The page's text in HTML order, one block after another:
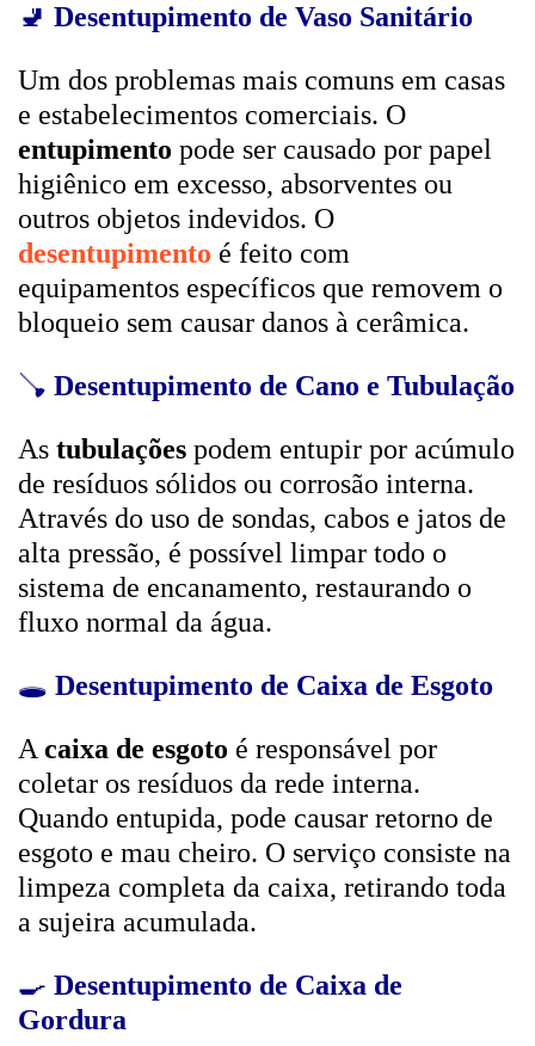
🚽 Desentupimento de Vaso Sanitário
Um dos problemas mais comuns em casas
e estabelecimentos comerciais. O
entupimento pode ser causado por papel
higiênico em excesso, absorventes ou
outros objetos indevidos. O
desentupimento é feito com
equipamentos específicos que removem o
bloqueio sem causar danos à cerâmica.
🪠 Desentupimento de Cano e Tubulação
As tubulações podem entupir por acúmulo
de resíduos sólidos ou corrosão interna.
Através do uso de sondas, cabos e jatos de
alta pressão, é possível limpar todo o
sistema de encanamento, restaurando o
fluxo normal da água.
🕳️ Desentupimento de Caixa de Esgoto
A caixa de esgoto é responsável por
coletar os resíduos da rede interna.
Quando entupida, pode causar retorno de
esgoto e mau cheiro. O serviço consiste na
limpeza completa da caixa, retirando toda
a sujeira acumulada.
🍳 Desentupimento de Caixa de
Gordura